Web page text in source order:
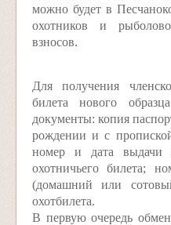
можно будет в
охотников и
взносов.
Для получения
билета нового
документы: копия
рождении и с
номер и дата выдачи
охотничьего билета;
(домашний или
охотбилета.
В первую очередь